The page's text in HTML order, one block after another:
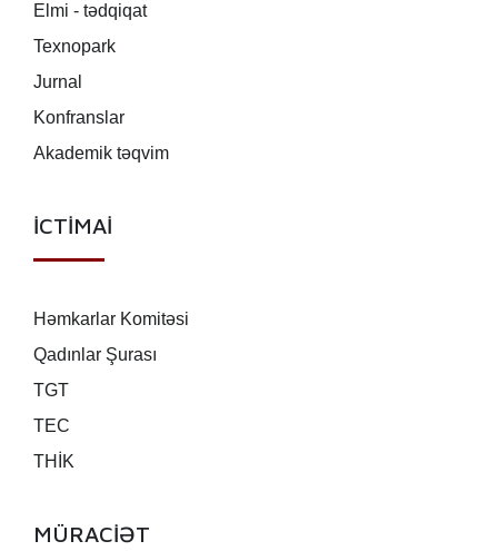
Elmi - tədqiqat
Texnopark
Jurnal
Konfranslar
Akademik təqvim
İCTİMAİ
Həmkarlar Komitəsi
Qadınlar Şurası
TGT
TEC
THİK
MÜRACİƏT